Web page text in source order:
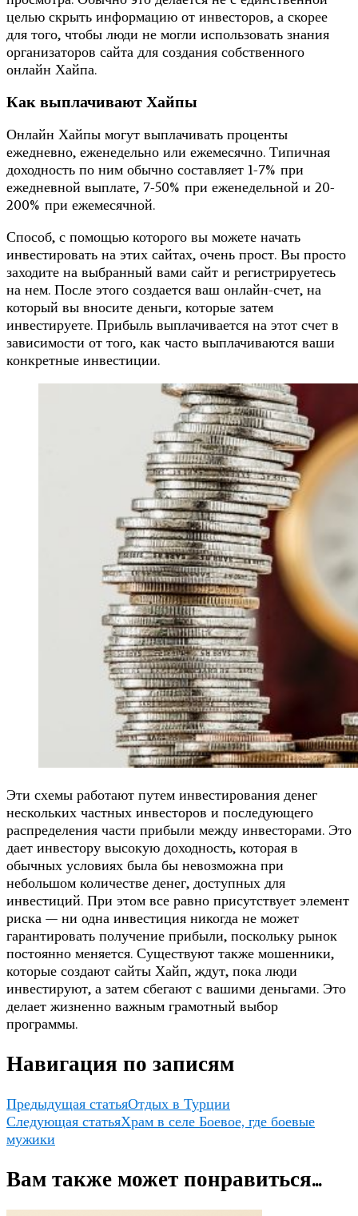
целью скрыть информацию от инвесторов, а скорее
для того, чтобы люди не могли использовать знания
организаторов сайта для создания собственного
онлайн Хайпа.
Как выплачивают Хайпы
Онлайн Хайпы могут выплачивать проценты
ежедневно, еженедельно или ежемесячно. Типичная
доходность по ним обычно составляет 1-7% при
ежедневной выплате, 7-50% при еженедельной и 20-
200% при ежемесячной.
Способ, с помощью которого вы можете начать
инвестировать на этих сайтах, очень прост. Вы просто
заходите на выбранный вами сайт и регистрируетесь
на нем. После этого создается ваш онлайн-счет, на
который вы вносите деньги, которые затем
инвестируете. Прибыль выплачивается на этот счет в
зависимости от того, как часто выплачиваются ваши
конкретные инвестиции.
Эти схемы работают путем инвестирования денег
нескольких частных инвесторов и последующего
распределения части прибыли между инвесторами. Это
дает инвестору высокую доходность, которая в
обычных условиях была бы невозможна при
небольшом количестве денег, доступных для
инвестиций. При этом все равно присутствует элемент
риска — ни одна инвестиция никогда не может
гарантировать получение прибыли, поскольку рынок
постоянно меняется. Существуют также мошенники,
которые создают сайты Хайп, ждут, пока люди
инвестируют, а затем сбегают с вашими деньгами. Это
делает жизненно важным грамотный выбор
программы.
Навигация по записям
Предыдущая статьяОтдых в Турции
Следующая статьяХрам в селе Боевое, где боевые
мужики
Вам также может понравиться...